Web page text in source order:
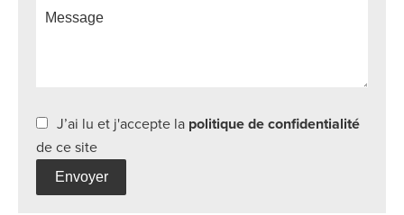
J’ai lu et j'accepte la politique de confidentialité
de ce site
Envoyer